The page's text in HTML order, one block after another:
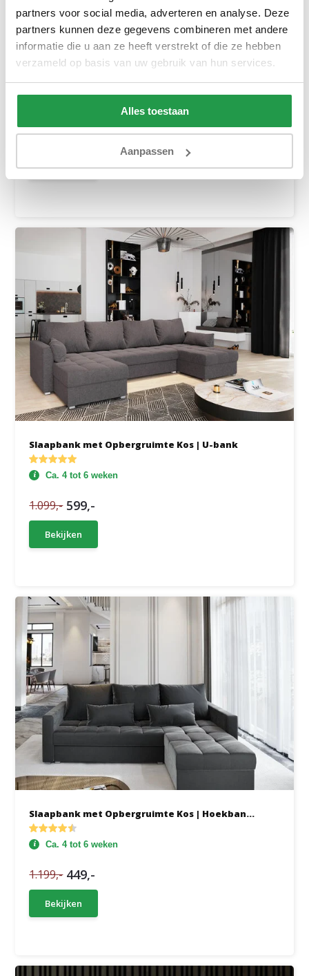
partners voor social media, adverteren en analyse. Deze
partners kunnen deze gegevens combineren met andere
informatie die u aan ze heeft verstrekt of die ze hebben
verzameld op basis van uw gebruik van hun services.
Alles toestaan
Aanpassen
1.049,- 899,-
Bekijken
Slaapbank met Opbergruimte Kos | U-bank
Ca. 4 tot 6 weken
1.099,- 599,-
Bekijken
Slaapbank met Opbergruimte Kos | Hoekban...
Ca. 4 tot 6 weken
1.199,- 449,-
Bekijken